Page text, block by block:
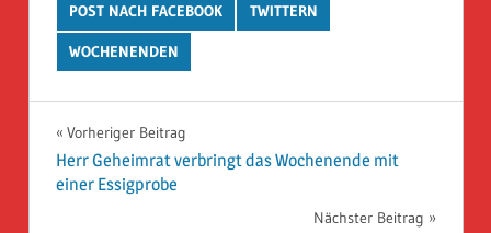
POST NACH FACEBOOK TWITTERN
WOCHENENDEN
Beitragsnavigation
Vorheriger Beitrag
Herr Geheimrat verbringt das Wochenende mit
einer Essigprobe
Nächster Beitrag